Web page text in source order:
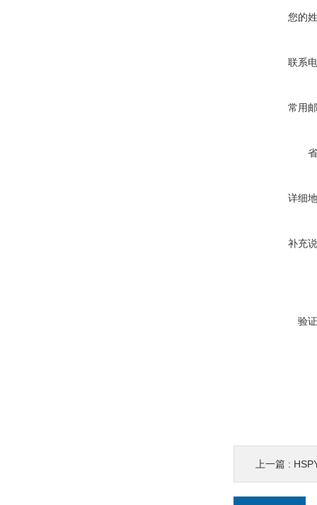
您的
联系
常用
详细
补充
验
上一篇 :